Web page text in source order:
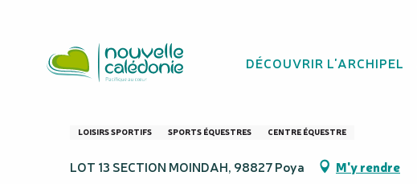
principal
DÉCOUVRIR L'ARCHIPEL
Ouaneco Ranch
LOISIRS SPORTIFS SPORTS ÉQUESTRES CENTRE ÉQUESTRE
LOT 13 SECTION MOINDAH, 98827 Poya M'y rendre